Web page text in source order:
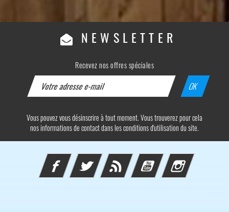
NEWSLETTER
Recevez nos offres spéciales
Vous pouvez vous désinscrire à tout moment. Vous trouverez pour cela
nos informations de contact dans les conditions d'utilisation du site.
FacebookTwitter Rss YouTube Instagram